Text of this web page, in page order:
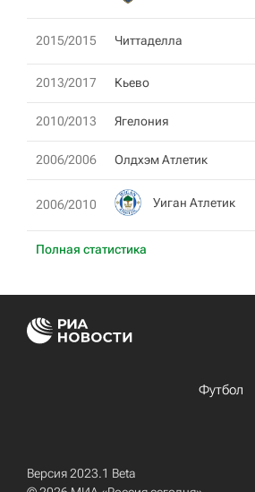
Полная статистика
2015/2015 Читтаделла
2013/2017 Кьево
2010/2013 Ягелония
2006/2006 Олдхэм Атлетик
2006/2010 Уиган Атлетик
Футбол
Версия 2023.1 Beta